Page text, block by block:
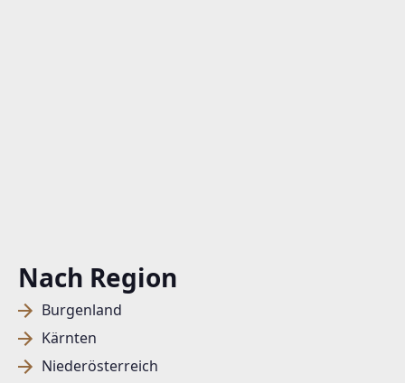
Nach Region
Burgenland
Kärnten
Niederösterreich